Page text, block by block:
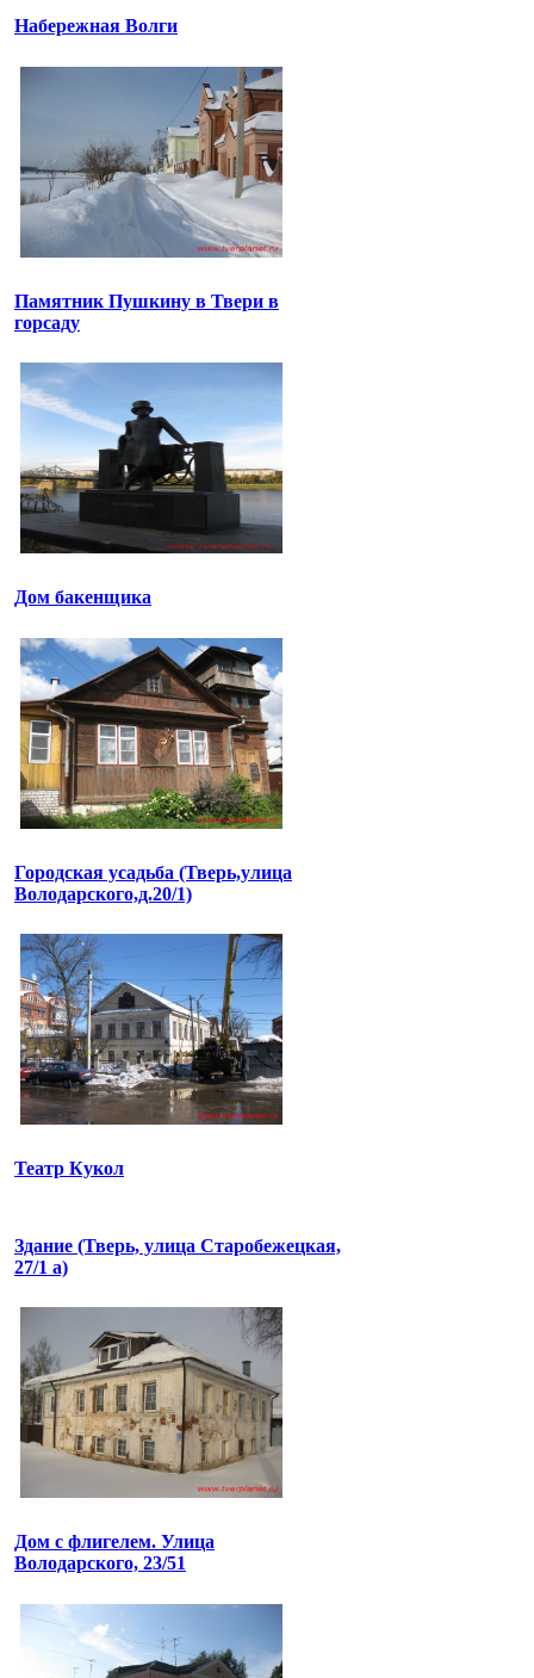
Набережная Волги
Памятник Пушкину в Твери в
горсаду
Дом бакенщика
Городская усадьба (Тверь,улица
Володарского,д.20/1)
Театр Кукол
Здание (Тверь, улица Старобежецкая,
27/1 а)
Дом с флигелем. Улица
Володарского, 23/51